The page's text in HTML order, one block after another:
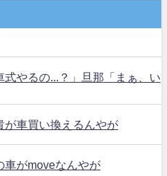
式やるの...？」旦那「まぁ、い
が車買い換えるんやが
車がmoveなんやが